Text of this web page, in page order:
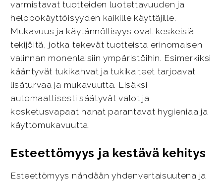
varmistavat tuotteiden luotettavuuden ja
helppokäyttöisyyden kaikille käyttäjille.
Mukavuus ja käytännöllisyys ovat keskeisiä
tekijöitä, jotka tekevät tuotteista erinomaisen
valinnan monenlaisiin ympäristöihin. Esimerkiksi
kääntyvät tukikahvat ja tukikaiteet tarjoavat
lisäturvaa ja mukavuutta. Lisäksi
automaattisesti säätyvät valot ja
kosketusvapaat hanat parantavat hygieniaa ja
käyttömukavuutta.
Esteettömyys ja kestävä kehitys
Esteettömyys nähdään yhdenvertaisuutena ja